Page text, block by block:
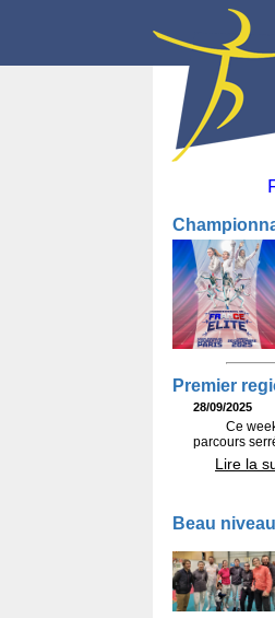
Premier
28/09/2025
Ce
parcours
Lire la
Beau